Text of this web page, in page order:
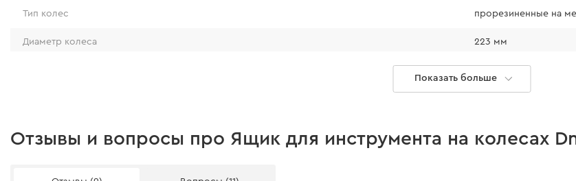
резины, что обеспечивает удобную транспортировку даже в
самых сложных условиях.
Тип колес прорезиненные на
Диаметр колеса 223 мм
ударопрочный
Показать больше
Отзывы и вопросы про Ящик для инструмента на колесах